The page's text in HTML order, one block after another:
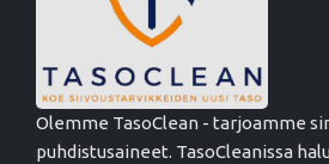
Olemme TasoClean - tarjoamme
puhdistusaineet. TasoCleanissa